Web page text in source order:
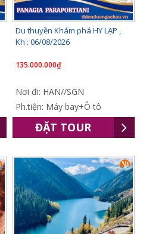
Du thuyền Khám phá HY LẠP ,
Kh : 06/08/2026
135.000.000₫
Nơi đi: HAN//SGN
Ph.tiện: Máy bay+Ô tô
ĐẶT TOUR